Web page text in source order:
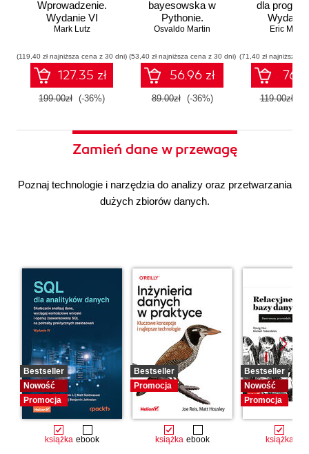
Wprowadzenie.
Wydanie VI
Mark Lutz
(119,40 zł najniższa cena z 30 dni)
127.35 zł
199.00zł (-36%)
bayesowska w
Pythonie.
Praktyczny
modelowaniu
probabilistycznym.
Wydanie III
Osvaldo Martin
(53,40 zł najniższa cena z 30 dni)
56.96 zł
89.00zł (-36%)
dla
Wydanie
Eric
(71,40 zł najniższa
119.00zł
Zamień dane w przewagę
Poznaj technologie i narzędzia do analizy oraz przetwarzania
dużych zbiorów danych.
Bestseller
Nowość
Promocja
książka ebook
Bestseller
Promocja
książka ebook
Bestseller
Nowość
Promocja
książka